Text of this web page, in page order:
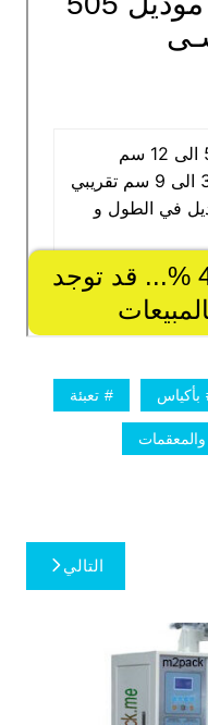
بأكياس تعبئة
والمعقمات
التالي